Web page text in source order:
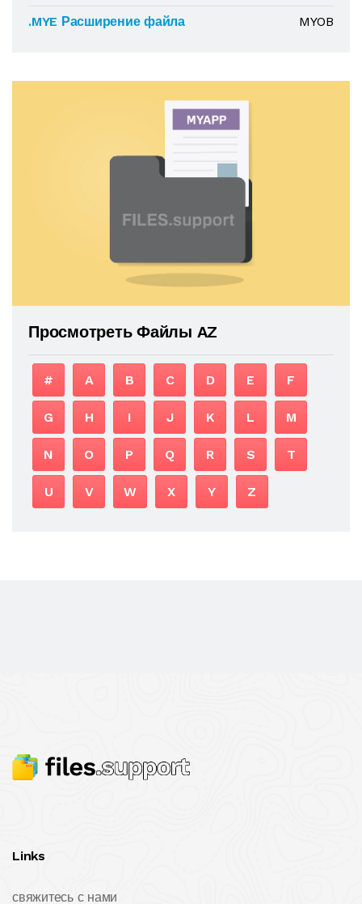
.MYE Расширение файла
MYOB
Просмотреть Файлы AZ
# A B C D E F
G H I J K L M
N O P Q R S T
U V W X Y Z
Links
свяжитесь с нами